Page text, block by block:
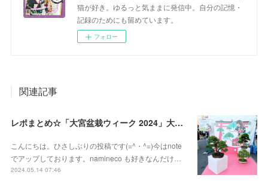
猫が好き。ゆるっと気ままに発信中。自分の記憶・
記録のためにも留めています。
フォロー
関連記事
レポまとめ☆「大宮盆栽ウィーク 2024」大盆栽まつり、おおみや盆栽まつりにいってきた
こんにちは。ひさしぶりの投稿です(=^・^=)今はnote
でアップしております。namineco も好きなんだけ…
2024.05.14 07:46